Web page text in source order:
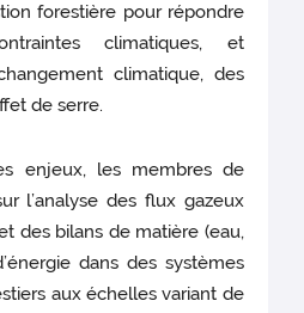
forestière pour répondre
climatiques, et
climatique, des
de serre.
enjeux, les membres de
l’analyse des flux gazeux
des bilans de matière (eau,
dans des systèmes
aux échelles variant de